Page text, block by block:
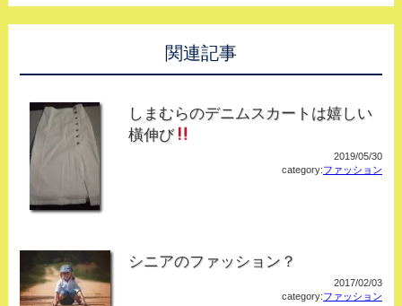
関連記事
しまむらのデニムスカートは嬉しい
橫伸び
2019/05/30
category:ファッション
シニアのファッション？
2017/02/03
category:ファッション